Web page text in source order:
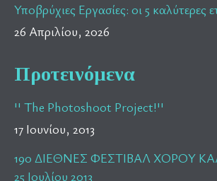
Υποβρύχιες Εργασίες: οι 5 καλύτερες
26 Απριλίου, 2026
Προτεινόμενα
'' The Photoshoot Project!''
17 Ιουνίου, 2013
19ο ΔΙΕΘΝΕΣ ΦΕΣΤΙΒΑΛ ΧΟΡΟΥ
25 Ιουλίου 2013